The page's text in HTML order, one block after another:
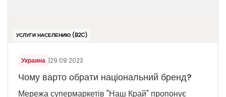
УСЛУГИ НАСЕЛЕНИЮ (B2C)
Украина |29.09.2023
Чому варто обрати національний бренд?
Мережа супермаркетів "Наш Край" пропонує